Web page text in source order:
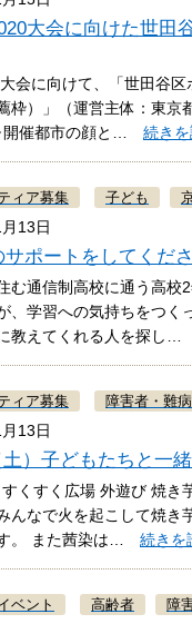
大会に向けた世田
会に向けて、「世田谷
枠）」（運営主体：東京
開催都市の顔と… 続き
ィア募集 子ども
13日
サポートをしてくだ
む通信制高校に通う高校
、学習への気持ちをつく
教えてくれる人を探し…
ィア募集 障害者・難
13日
土）子どもたちと一
すくすく広場 外遊び 焼
んなで火を起こして焼き
。 また茜染は… 続きを
ベント 高齢者 障